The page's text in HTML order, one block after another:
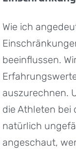
Wie ich
beeinflussen.
auszurechnen.
die Athleten bei
natürlich
angeschaut,